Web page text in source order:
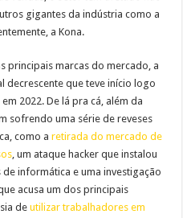
gigantes da indústria como a
a Kona.
principais marcas do mercado, a
decrescente que teve início logo
2022. De lá pra cá, além da
sofrendo uma série de reveses
como aretirada do mercado de
, um ataque hacker que instalou
de informática e uma investigação
acusa um dos principais
deutilizar trabalhadores em